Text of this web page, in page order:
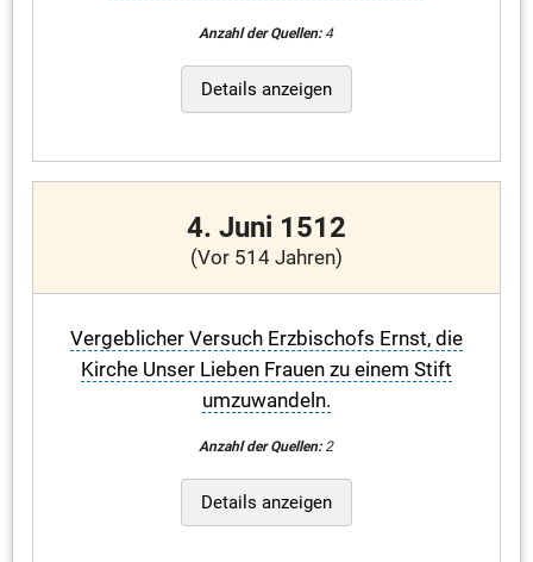
Anzahl der Quellen:4
Details anzeigen
4. Juni 1512
(Vor 514 Jahren)
Vergeblicher Versuch Erzbischofs Ernst, die
Kirche Unser Lieben Frauen zu einem Stift
umzuwandeln.
Anzahl der Quellen:2
Details anzeigen